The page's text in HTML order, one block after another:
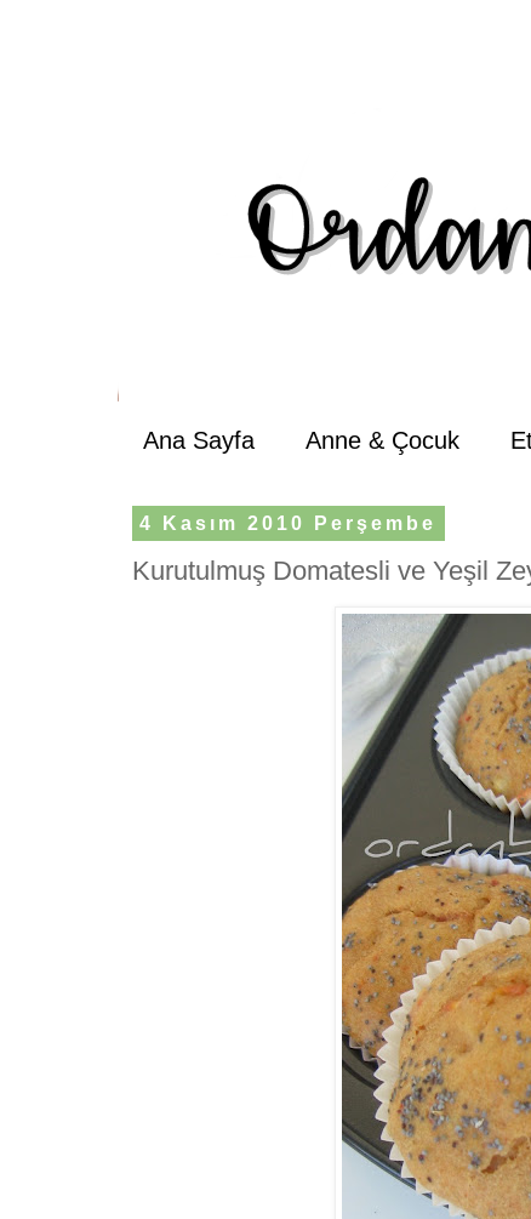
Ana Sayfa Anne & Çocuk
4 Kasım 2010 Perşembe
Kurutulmuş Domatesli ve Yeşil